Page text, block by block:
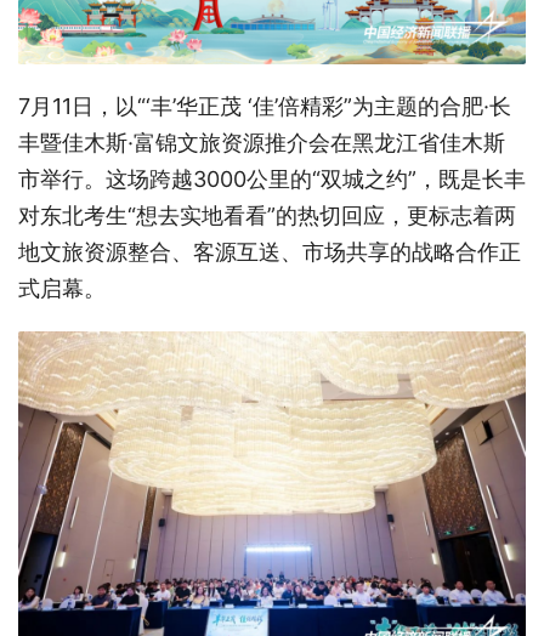
7月11日，以“‘丰’华正茂 ‘佳’倍精彩”为主题的合肥·长
丰暨佳木斯·富锦文旅资源推介会在黑龙江省佳木斯
市举行。这场跨越3000公里的“双城之约”，既是长丰
对东北考生“想去实地看看”的热切回应，更标志着两
地文旅资源整合、客源互送、市场共享的战略合作正
式启幕。